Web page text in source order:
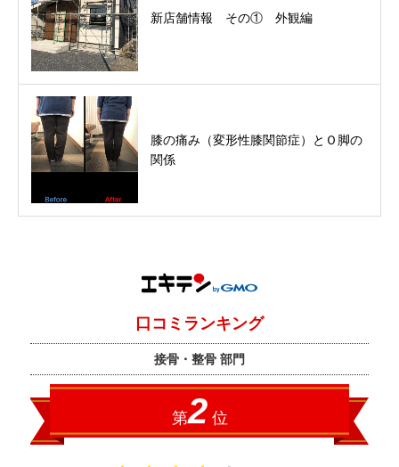
新店舗情報 その① 外観編
膝の痛み（変形性膝関節症）とＯ脚の
関係